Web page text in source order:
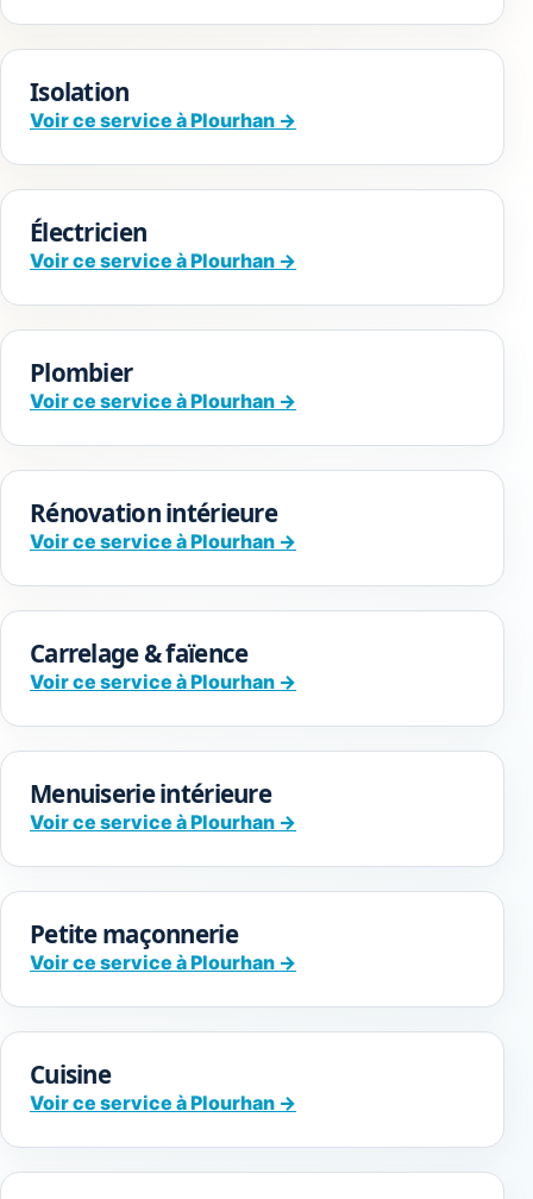
Isolation
Voir ce service à Plourhan →
Électricien
Voir ce service à Plourhan →
Plombier
Voir ce service à Plourhan →
Rénovation intérieure
Voir ce service à Plourhan →
Carrelage & faïence
Voir ce service à Plourhan →
Menuiserie intérieure
Voir ce service à Plourhan →
Petite maçonnerie
Voir ce service à Plourhan →
Cuisine
Voir ce service à Plourhan →